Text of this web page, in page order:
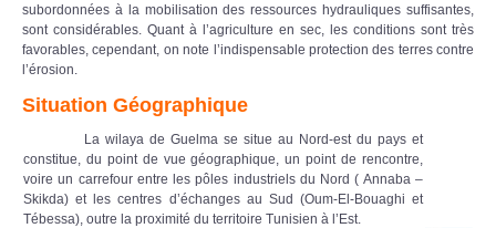
subordonnées à la mobilisation des ressources hydrauliques suffisantes,
sont considérables. Quant à l’agriculture en sec, les conditions sont très
favorables, cependant, on note l’indispensable protection des terres contre
l’érosion.
Situation Géographique
La wilaya de Guelma se situe au Nord-est du pays et
constitue, du point de vue géographique, un point de rencontre,
voire un carrefour entre les pôles industriels du Nord ( Annaba –
Skikda) et les centres d’échanges au Sud (Oum-El-Bouaghi et
Tébessa), outre la proximité du territoire Tunisien à l’Est.